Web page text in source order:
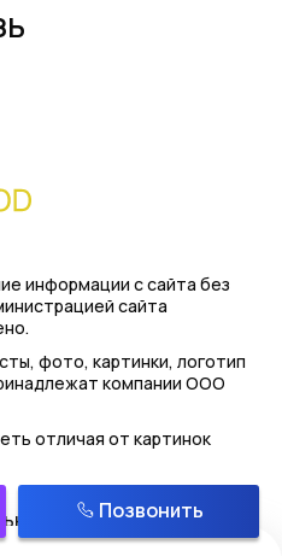
информации с сайта без
сайта
фото, картинки, логотип
компании ООО
отличая от картинок
Позвонить